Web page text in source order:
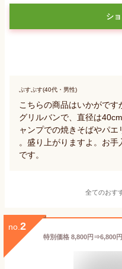
シ
ぷすぷす(40代・男性)
こちらの商品はいかがで
グリルバンで、直径は
ャンプでの焼きそばやパ
。盛り上がりますよ。お
です。
全てのおす
no. 2